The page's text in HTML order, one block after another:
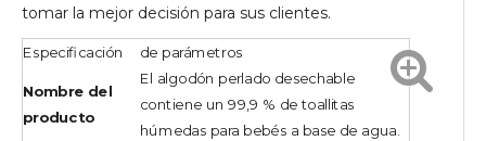
tomar la mejor decisión para sus clientes.
Especificación de parámetros
Nombre del
producto
El algodón perlado desechable
contiene un 99,9 % de toallitas
húmedas para bebés a base de agua.